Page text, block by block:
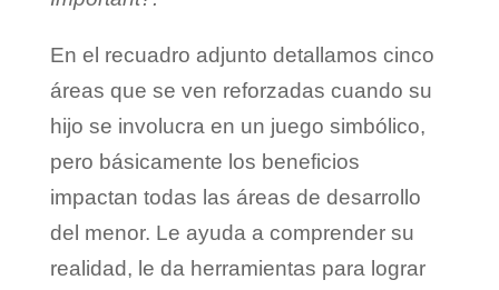
En el recuadro adjunto detallamos cinco
áreas que se ven reforzadas cuando su
hijo se involucra en un juego simbólico,
pero básicamente los beneficios
impactan todas las áreas de desarrollo
del menor. Le ayuda a comprender su
realidad, le da herramientas para lograr